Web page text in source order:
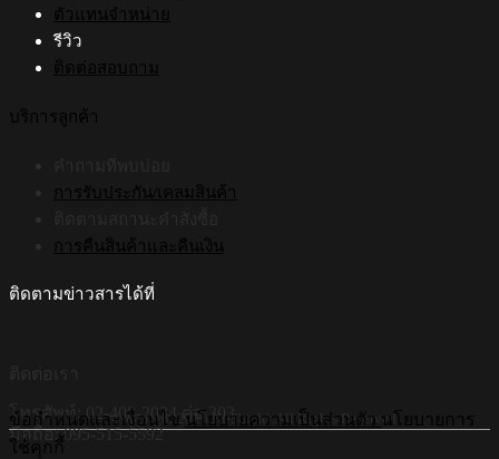
ตัวแทนจำหน่าย
รีวิว
ติดต่อสอบถาม
บริการลูกค้า
การรับประกัน/เคลมสินค้า
การคืนสินค้าและคืนเงิน
ติดตามข่าวสารได้ที่
โทรศัพท์: 02-408-2034 ต่อ 303
มือถือ: 095-515-5592
©Copyright 2026 Hi-Shield All Rights Reserved.
ข้อกำหนดและเงื่อนไข นโยบายความเป็นส่วนตัว นโยบายการ
ใช้คุกกี้